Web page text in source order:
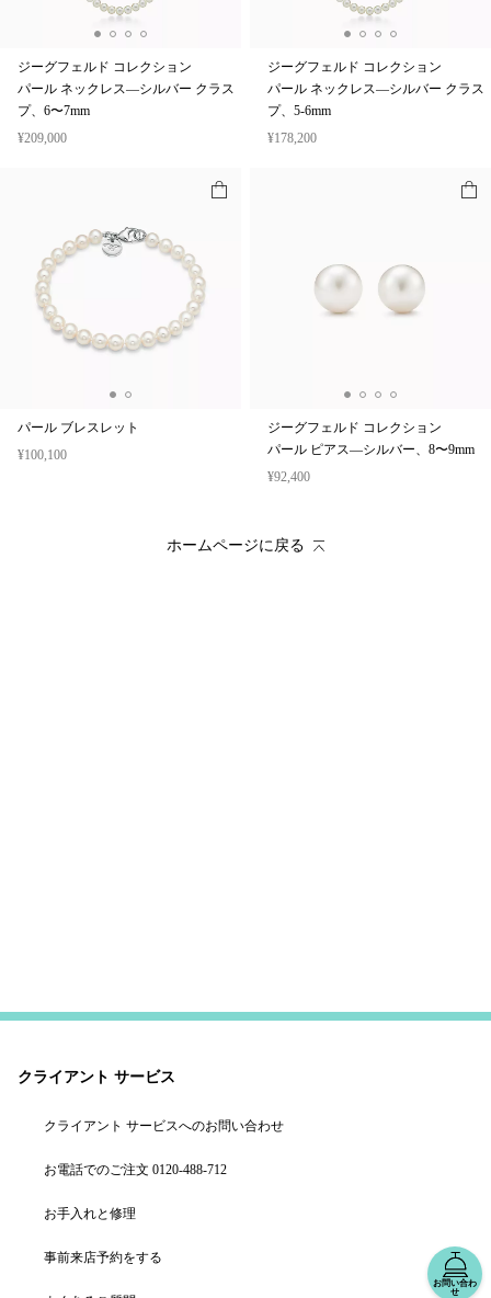
ジーグフェルド コレクション
パール ネックレス—シルバー クラス
プ、6〜7mm
¥209,000
ジーグフェルド コレクション
パール ネックレス—シルバー クラス
プ、5-6mm
¥178,200
パール ブレスレット
¥100,100
ジーグフェルド コレクション
パール ピアス—シルバー、8〜9mm
¥92,400
ホームページに戻る
お問い合わ
せ
クライアント サービス
クライアント サービスへのお問い合わせ
お電話でのご注文 0120-488-712
お手入れと修理
事前来店予約をする